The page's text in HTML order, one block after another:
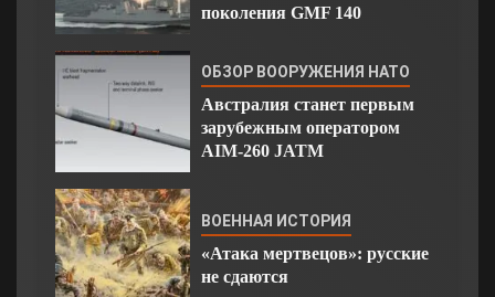
поколения GMF 140
ОБЗОР ВООРУЖЕНИЯ НАТО
Австралия станет первым
зарубежным оператором
AIM-260 JATM
ВОЕННАЯ ИСТОРИЯ
«Атака мертвецов»: русские
не сдаются